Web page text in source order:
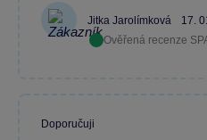
Jitka Jarolímková
17.
Ověřená recenze
Doporučuji